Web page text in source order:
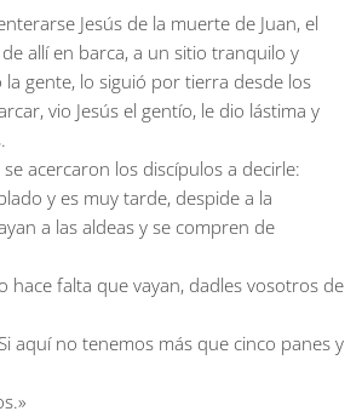
Jesús de la muerte de Juan, el
allí en barca, a un sitio tranquilo y
gente, lo siguió por tierra desde los
vio Jesús el gentío, le dio lástima y
acercaron los discípulos a decirle:
y es muy tarde, despide a la
a las aldeas y se compren de
hace falta que vayan, dadles vosotros de
aquí no tenemos más que cinco panes y